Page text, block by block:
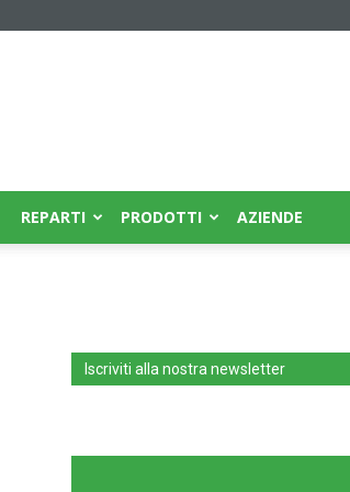
REPARTI PRODOTTI AZIENDE
Iscriviti alla nostra newsletter